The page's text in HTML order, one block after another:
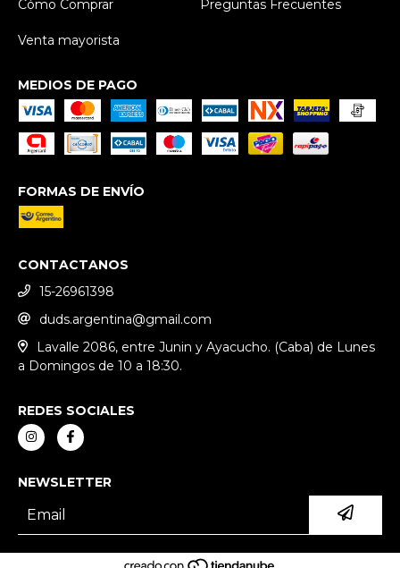
Cómo Comprar Preguntas Frecuentes
Venta mayorista
MEDIOS DE PAGO
FORMAS DE ENVÍO
CONTACTANOS
15-26961398
duds.argentina@gmail.com
Lavalle 2086, entre Junin y Ayacucho. (Caba) de Lunes
a Domingos de 10 a 18:30.
REDES SOCIALES
NEWSLETTER